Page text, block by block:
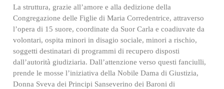
La struttura, grazie all’amore e alla dedizione della
Congregazione delle Figlie di Maria Corredentrice, attraverso
l’opera di 15 suore, coordinate da Suor Carla e coadiuvate da
volontari, ospita minori in disagio sociale, minori a rischio,
soggetti destinatari di programmi di recupero disposti
dall’autorità giudiziaria. Dall’attenzione verso questi fanciulli,
prende le mosse l’iniziativa della Nobile Dama di Giustizia,
Donna Sveva dei Principi Sanseverino dei Baroni di